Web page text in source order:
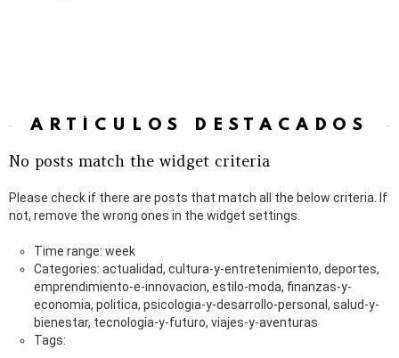
ARTÍCULOS DESTACADOS
No posts match the widget criteria
Please check if there are posts that match all the below criteria. If
not, remove the wrong ones in the widget settings.
Time range: week
Categories: actualidad, cultura-y-entretenimiento, deportes,
emprendimiento-e-innovacion, estilo-moda, finanzas-y-
economia, politica, psicologia-y-desarrollo-personal, salud-y-
bienestar, tecnologia-y-futuro, viajes-y-aventuras
Tags: